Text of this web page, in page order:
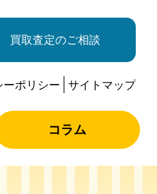
買取査定のご相談
ーポリシー サイトマップ
コラム